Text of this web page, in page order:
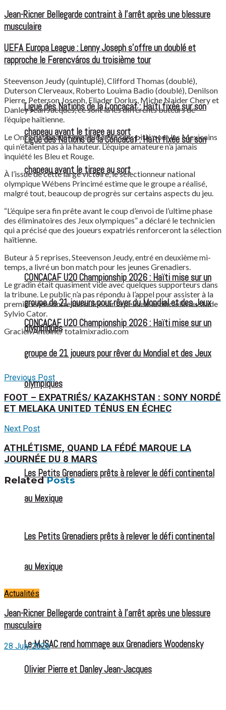
Ligue des Nations de la Concacaf : Haïti fixée sur son
chapeau avant le tirage au sort
CONCACAF U20 Championship 2026 : Haïti mise sur un
groupe de 21 joueurs pour rêver du Mondial et des Jeux
olympiques
Les Petits Grenadiers prêts à relever le défi continental
au Mexique
Ligue des Nations de la Concacaf : Haïti fixée sur son
chapeau avant le tirage au sort
CONCACAF U20 Championship 2026 : Haïti mise sur un
groupe de 21 joueurs pour rêver du Mondial et des Jeux
olympiques
Les Petits Grenadiers prêts à relever le défi continental
au Mexique
Le MJSAC rend hommage aux Grenadiers Woodensky
Olivier Pierre et Danley Jean-Jacques
Jean-Ricner Bellegarde contraint à l’arrêt après une blessure
musculaire
UEFA Europa League : Lenny Joseph s’offre un doublé et
rapproche le Ferencváros du troisième tour
Steevenson Jeudy (quintuplé), Clifford Thomas (doublé),
Duterson Clerveaux, Roberto Louima Badio (doublé), Denilson
Pierre, Peterson Joseph, Eliader Dorlus, Miche Naider Chery et
Danley Jean Jacques, ce sont là les différents buteurs de
l’équipe haïtienne.
Le Onze national olympique a été sans pitié pour les Mexicains
qui n’étaient pas à la hauteur. L’équipe amateure n’a jamais
inquiété les Bleu et Rouge.
À l’issue de cette large victoire, le sélectionneur national
olympique Wébens Princimé estime que le groupe a réalisé,
malgré tout, beaucoup de progrès sur certains aspects du jeu.
“L’équipe sera fin prête avant le coup d’envoi de l’ultime phase
des éliminatoires des Jeux olympiques” a déclaré le technicien
qui a précisé que des joueurs expatriés renforceront la sélection
haïtienne.
Buteur à 5 reprises, Steevenson Jeudy, entré en deuxième mi-
temps, a livré un bon match pour les jeunes Grenadiers.
Le gradin était quasiment vide avec quelques supporteurs dans
la tribune. Le public n’a pas répondu à l’appel pour assister à la
première rencontre déroulée sur la pelouse artificielle du stade
Sylvio Cator.
Gracien Antoine/ totalmixradio.com
Previous Post
FOOT – EXPATRIÉS/ KAZAKHSTAN : SONY NORDÉ
ET MELAKA UNITED TÉNUS EN ÉCHEC
Next Post
ATHLÉTISME, QUAND LA FÉDÉ MARQUE LA
JOURNÉE DU 8 MARS
RelatedPosts
Actualités
Jean-Ricner Bellegarde contraint à l’arrêt après une blessure
musculaire
28 July 2026